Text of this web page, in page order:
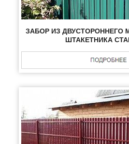
ЗАБОР ИЗ ДВУСТОРОННЕГО
ШТАКЕТНИКА